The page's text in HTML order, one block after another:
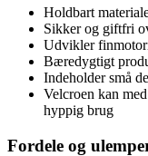
Holdbart
Sikker og giftfri
Udvikler
Bæredygtigt
Indeholder små
Velcroen kan
hyppig brug
Fordele og